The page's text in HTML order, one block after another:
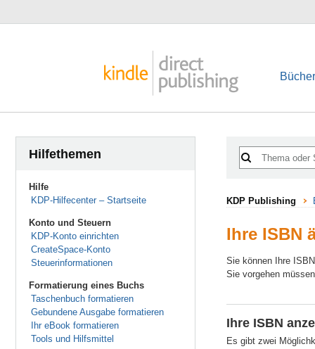
Hilfethemen
Hilfe
KDP-Hilfecenter – Startseite
Konto und Steuern
KDP-Konto einrichten
CreateSpace-Konto
Steuerinformationen
Formatierung eines Buchs
Taschenbuch formatieren
Gebundene Ausgabe formatieren
Ihr eBook formatieren
Tools und Hilfsmittel
KDP Publishing
Ihre ISBN
Sie können Ihre
Sie vorgehen
Ihre ISBN
Es gibt zwei